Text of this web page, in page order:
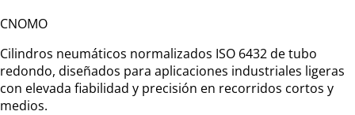
CNOMO
Cilindros neumáticos normalizados ISO 6432 de tubo
redondo, diseñados para aplicaciones industriales ligeras
con elevada fiabilidad y precisión en recorridos cortos y
medios.